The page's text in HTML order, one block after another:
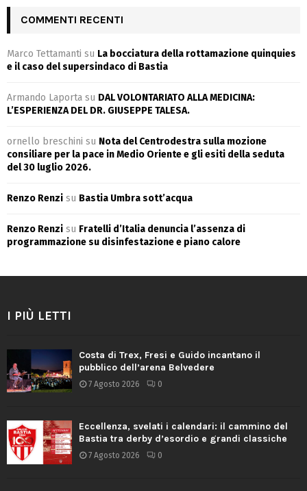
COMMENTI RECENTI
Marco Tettamanti su La bocciatura della rottamazione quinquies
e il caso del supersindaco di Bastia
Armando Laporta su DAL VOLONTARIATO ALLA MEDICINA:
L’ESPERIENZA DEL DR. GIUSEPPE TALESA.
ornello breschini su Nota del Centrodestra sulla mozione
consiliare per la pace in Medio Oriente e gli esiti della seduta
del 30 luglio 2026.
Renzo Renzi su Bastia Umbra sott’acqua
Renzo Renzi su Fratelli d’Italia denuncia l’assenza di
programmazione su disinfestazione e piano calore
I PIÙ LETTI
Costa di Trex, Fresi e Guido incantano il
pubblico dell’arena Belvedere
7 Agosto 2026 0
Eccellenza, svelati i calendari: il cammino del
Bastia tra derby d’esordio e grandi classiche
7 Agosto 2026 0